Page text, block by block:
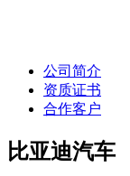
公司简介
资质证书
合作客户
比亚迪汽车